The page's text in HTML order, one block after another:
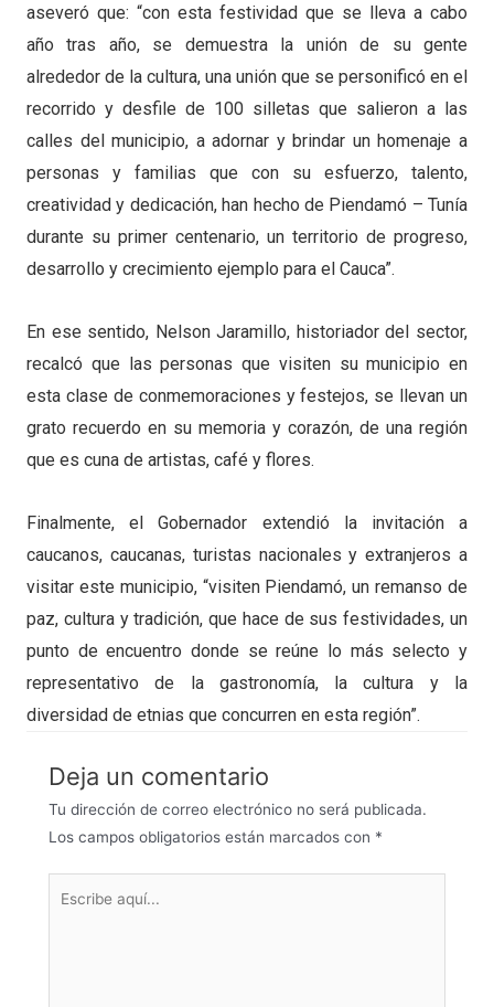
aseveró que: “con esta festividad que se lleva a cabo
año tras año, se demuestra la unión de su gente
alrededor de la cultura, una unión que se personificó en el
recorrido y desfile de 100 silletas que salieron a las
calles del municipio, a adornar y brindar un homenaje a
personas y familias que con su esfuerzo, talento,
creatividad y dedicación, han hecho de Piendamó – Tunía
durante su primer centenario, un territorio de progreso,
desarrollo y crecimiento ejemplo para el Cauca”.
En ese sentido, Nelson Jaramillo, historiador del sector,
recalcó que las personas que visiten su municipio en
esta clase de conmemoraciones y festejos, se llevan un
grato recuerdo en su memoria y corazón, de una región
que es cuna de artistas, café y flores.
Finalmente, el Gobernador extendió la invitación a
caucanos, caucanas, turistas nacionales y extranjeros a
visitar este municipio, “visiten Piendamó, un remanso de
paz, cultura y tradición, que hace de sus festividades, un
punto de encuentro donde se reúne lo más selecto y
representativo de la gastronomía, la cultura y la
diversidad de etnias que concurren en esta región”.
Deja un comentario
Tu dirección de correo electrónico no será publicada.
Los campos obligatorios están marcados con *